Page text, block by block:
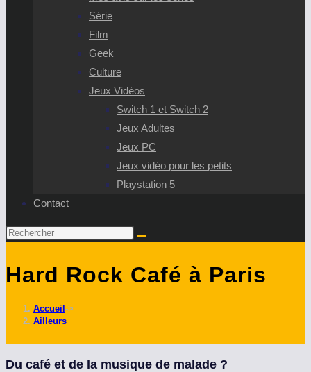
Série
Film
Geek
Culture
Jeux Vidéos
Switch 1 et Switch 2
Jeux Adultes
Jeux PC
Jeux vidéo pour les petits
Playstation 5
Contact
Rechercher
ce
Hard Rock Café à Paris
Accueil ->
Ailleurs
Du café et de la musique de malade ?